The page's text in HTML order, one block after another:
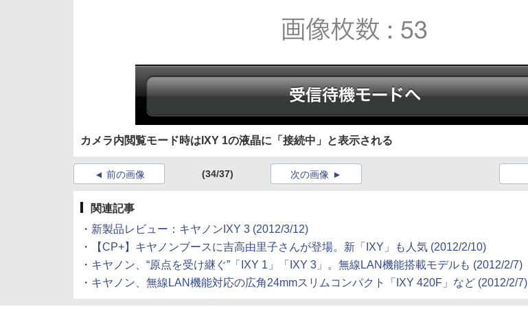
カメラ内閲覧モード時はIXY 1の液晶に「接続中」と表示される
前の画像 (34/37) 次の画像
関連記事
・ 新製品レビュー：キヤノンIXY 3 (2012/3/12)
・
【CP+】キヤノンブースに吉高由里子さんが登場。新「IXY」も人気 (2012/2/10)
・ キヤノン、“原点を受け継ぐ”「IXY 1」「IXY 3」。無線LAN機能搭載モデルも (2012/2/7)
・ キヤノン、無線LAN機能対応の広角24mmスリムコンパクト「IXY 420F」など (2012/2/7)